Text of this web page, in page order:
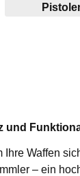
und
Waffen
– ein